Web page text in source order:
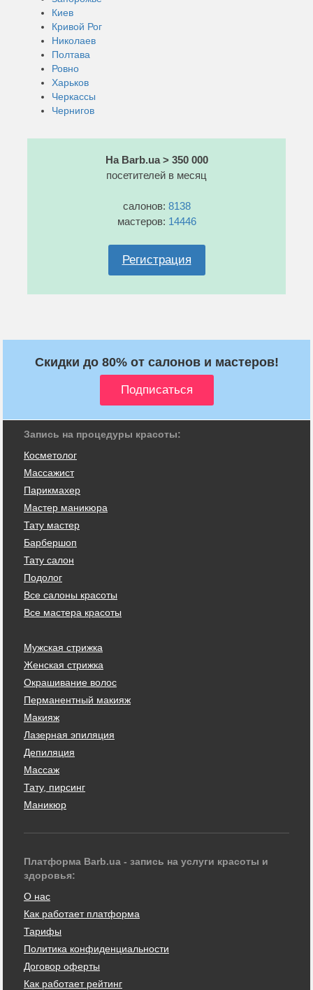
Киев
Кривой Рог
Николаев
Полтава
Ровно
Харьков
Черкассы
Чернигов
На Barb.ua > 350 000
посетителей в месяц
салонов: 8138
мастеров: 14446
Регистрация
Скидки до 80% от салонов и мастеров!
Запись на процедуры красоты:
Косметолог
Массажист
Парикмахер
Мастер маникюра
Тату мастер
Барбершоп
Тату салон
Подолог
Все салоны красоты
Все мастера красоты
Мужская стрижка
Женская стрижка
Окрашивание волос
Перманентный макияж
Макияж
Лазерная эпиляция
Депиляция
Массаж
Тату, пирсинг
Маникюр
Платформа Barb.ua - запись на услуги красоты и
здоровья:
О нас
Как работает платформа
Тарифы
Политика конфиденциальности
Договор оферты
Как работает рейтинг